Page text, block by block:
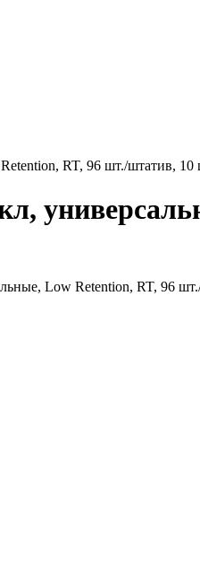
RT, 96 шт./штатив, 10